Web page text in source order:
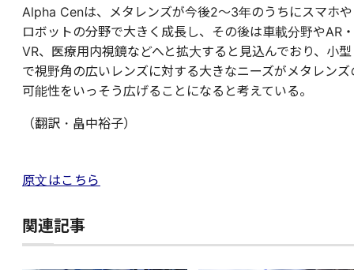
Alpha Cenは、メタレンズが今後2～3年のうちにスマホや
ロボットの分野で大きく成長し、その後は車載分野やAR・
VR、医療用内視鏡などへと拡大すると見込んでおり、小型
で視野角の広いレンズに対する大きなニーズがメタレンズ
可能性をいっそう広げることになると考えている。
（翻訳・畠中裕子）
原文はこちら
関連記事